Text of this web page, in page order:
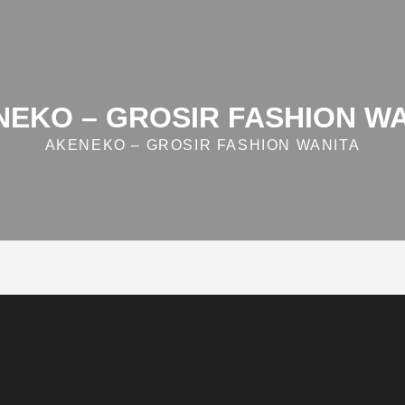
– GROSIR FASHION
AKENEKO – GROSIR FASHION WANITA